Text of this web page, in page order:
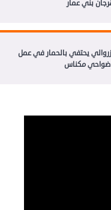
بني عمار
يحتفي بالحمار في عمل
مكناس